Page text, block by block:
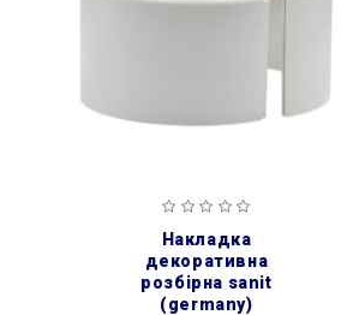
накладка
декоративна
розбірна sanit
(germany)